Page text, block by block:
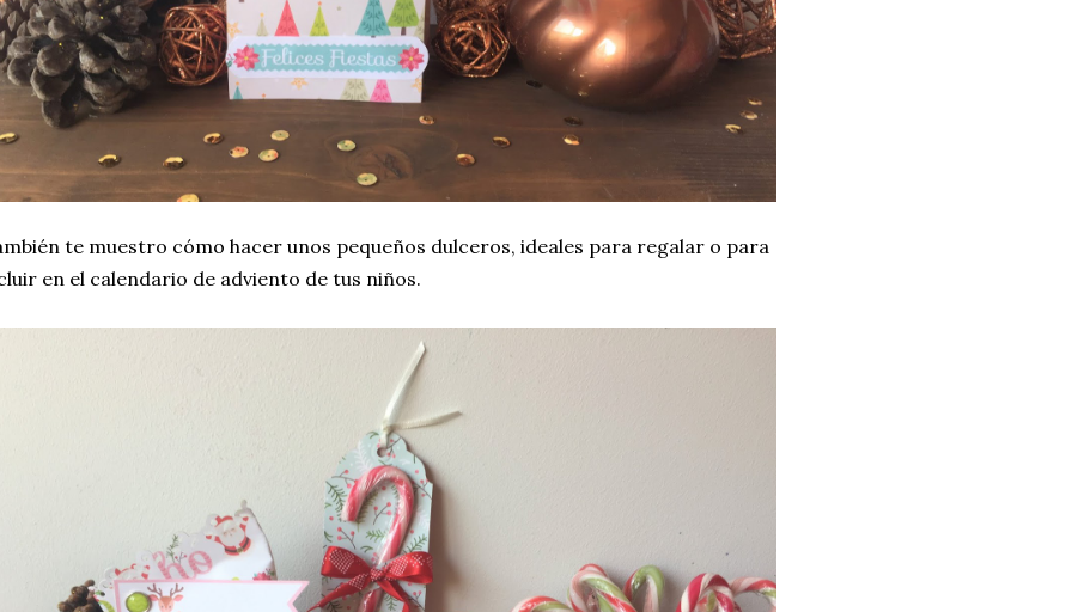
te muestro cómo hacer unos pequeños dulceros, ideales para regalar o para
en el calendario de adviento de tus niños.